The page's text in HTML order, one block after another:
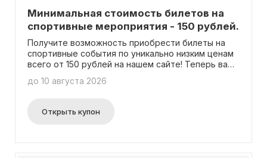
Минимальная стоимость билетов на
спортивные мероприятия - 150 рублей.
Получите возможность приобрести билеты на
спортивные события по уникально низким ценам
всего от 150 рублей на нашем сайте! Теперь вам
этой выгоды.
до 10 августа 2026
Открыть купон